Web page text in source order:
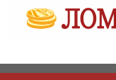
Перейти